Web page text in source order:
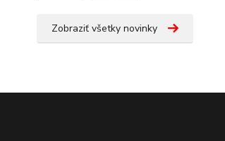
Zobraziť všetky novinky